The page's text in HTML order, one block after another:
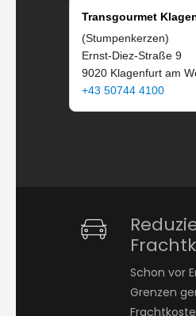
Transgourmet
(Stumpenkerzen)
Ernst-Diez-Straße 9
9020 Klagenfurt am
+43 50744 4100
Schon vor
Grenzen